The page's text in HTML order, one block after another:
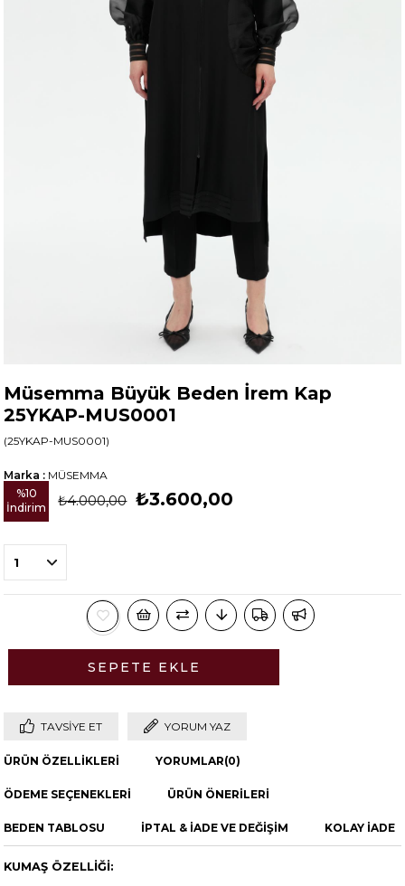
Müsemma Büyük Beden İrem Kap
25YKAP-MUS0001
(25YKAP-MUS0001)
Marka : MÜSEMMA
%10
İndirim
₺4.000,00 ₺3.600,00
TAVSIYE ET YORUM YAZ
ÜRÜN ÖZELLIKLERI YORUMLAR(0)
ÖDEME SEÇENEKLERI ÜRÜN ÖNERILERI
BEDEN TABLOSU İPTAL & İADE VE DEĞİŞİM KOLAY İADE
KUMAŞ ÖZELLİĞİ: